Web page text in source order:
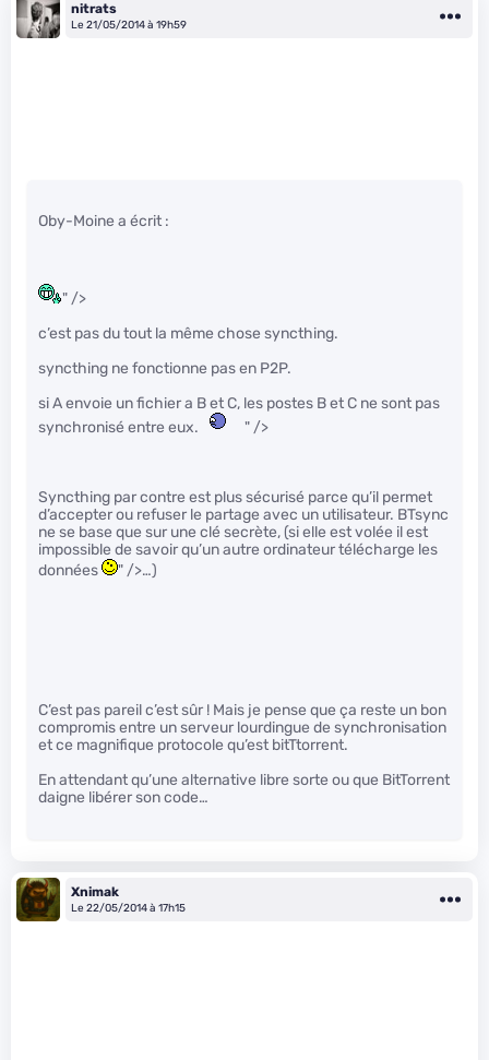
nitrats
Le 21/05/2014 à 19h59
Oby-Moine a écrit :
" />
c’est pas du tout la même chose syncthing.
syncthing ne fonctionne pas en P2P.
si A envoie un fichier a B et C, les postes B et C ne sont pas
synchronisé entre eux.
" />
Syncthing par contre est plus sécurisé parce qu’il permet
d’accepter ou refuser le partage avec un utilisateur. BTsync
ne se base que sur une clé secrète, (si elle est volée il est
impossible de savoir qu’un autre ordinateur télécharge les
données
" />…)
C’est pas pareil c’est sûr ! Mais je pense que ça reste un bon
compromis entre un serveur lourdingue de synchronisation
et ce magnifique protocole qu’est bitTtorrent.
En attendant qu’une alternative libre sorte ou que BitTorrent
daigne libérer son code…
Xnimak
Le 22/05/2014 à 17h15